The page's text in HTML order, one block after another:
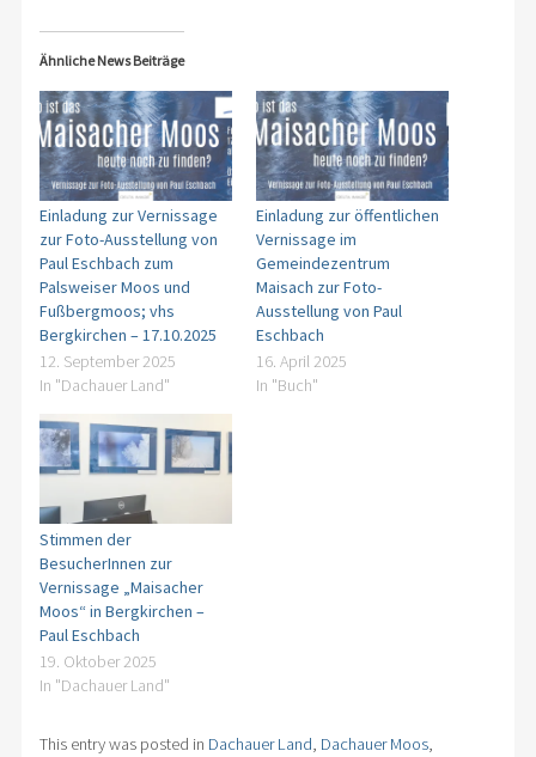
Ähnliche News Beiträge
Einladung zur Vernissage
zur Foto-Ausstellung von
Paul Eschbach zum
Palsweiser Moos und
Fußbergmoos; vhs
Bergkirchen – 17.10.2025
12. September 2025
In "Dachauer Land"
Einladung zur öffentlichen
Vernissage im
Gemeindezentrum
Maisach zur Foto-
Ausstellung von Paul
Eschbach
16. April 2025
In "Buch"
Stimmen der
BesucherInnen zur
Vernissage „Maisacher
Moos“ in Bergkirchen –
Paul Eschbach
19. Oktober 2025
In "Dachauer Land"
This entry was posted in Dachauer Land, Dachauer Moos,